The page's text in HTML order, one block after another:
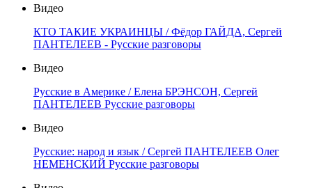
Видео
КТО ТАКИЕ УКРАИНЦЫ / Фёдор ГАЙДА, Сергей
ПАНТЕЛЕЕВ - Русские разговоры
Видео
Русские в Америке / Елена БРЭНСОН, Сергей
ПАНТЕЛЕЕВ Русские разговоры
Видео
Русские: народ и язык / Сергей ПАНТЕЛЕЕВ Олег
НЕМЕНСКИЙ Русские разговоры